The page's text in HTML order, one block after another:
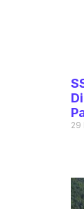
29